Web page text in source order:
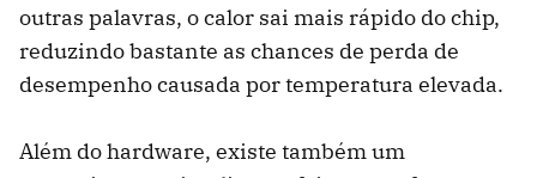
outras palavras, o calor sai mais rápido do chip,
reduzindo bastante as chances de perda de
desempenho causada por temperatura elevada.
Além do hardware, existe também um